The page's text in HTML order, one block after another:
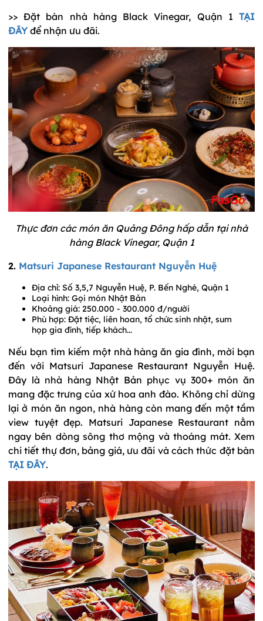
>> Đặt bàn nhà hàng Black Vinegar, Quận 1 TẠI
ĐÂY để nhận ưu đãi.
Thực đơn các món ăn Quảng Đông hấp dẫn tại nhà
hàng Black Vinegar, Quận 1
2. Matsuri Japanese Restaurant Nguyễn Huệ
Địa chỉ: Số 3,5,7 Nguyễn Huệ, P. Bến Nghé, Quận 1
Loại hình: Gọi món Nhật Bản
Khoảng giá: 250.000 - 300.000 đ/người
Phù hợp: Đặt tiệc, liên hoan, tổ chức sinh nhật, sum
họp gia đình, tiếp khách...
Nếu bạn tìm kiếm một nhà hàng ăn gia đình, mời bạn
đến với Matsuri Japanese Restaurant Nguyễn Huệ.
Đây là nhà hàng Nhật Bản phục vụ 300+ món ăn
mang đặc trưng của xứ hoa anh đào. Không chỉ dừng
lại ở món ăn ngon, nhà hàng còn mang đến một tầm
view tuyệt đẹp. Matsuri Japanese Restaurant nằm
ngay bên dòng sông thơ mộng và thoáng mát. Xem
chi tiết thự đơn, bảng giá, ưu đãi và cách thức đặt bàn
TẠI ĐÂY.